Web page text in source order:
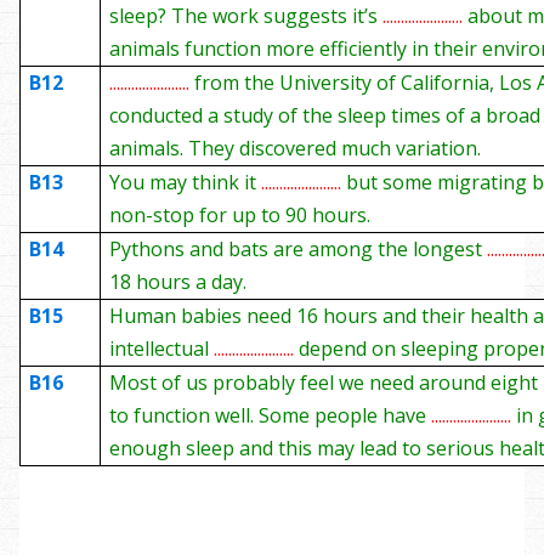
sleep? The work suggests it’s......................about
animals function more efficiently in their
B12
......................from the University of California, Los
conducted a study of the sleep times of a
animals. They discovered much variation.
B13
You may think it...................... but some migrating
non-stop for up to 90 hours.
B14
Pythons and bats are among the longest
18 hours a day.
B15
Human babies need 16 hours and their health
intellectual......................depend on sleeping
B16
Most of us probably feel we need around
to function well. Some people have...................... in
enough sleep and this may lead to serious